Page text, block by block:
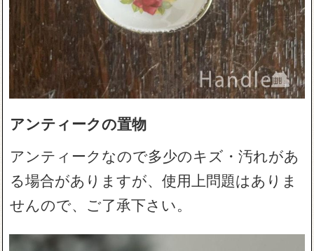
アンティークの置物
アンティークなので多少のキズ・汚れがあ
る場合がありますが、使用上問題はありま
せんので、ご了承下さい。